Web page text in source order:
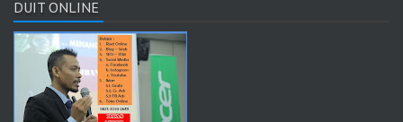
DUIT ONLINE